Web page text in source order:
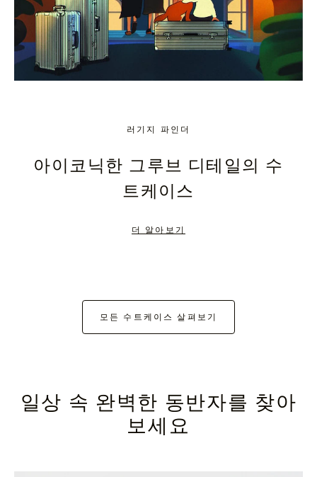
러기지 파인더
아이코닉한 그루브 디테일의 수
트케이스
더 알아보기
모든 수트케이스 살펴보기
일상 속 완벽한 동반자를 찾아
보세요